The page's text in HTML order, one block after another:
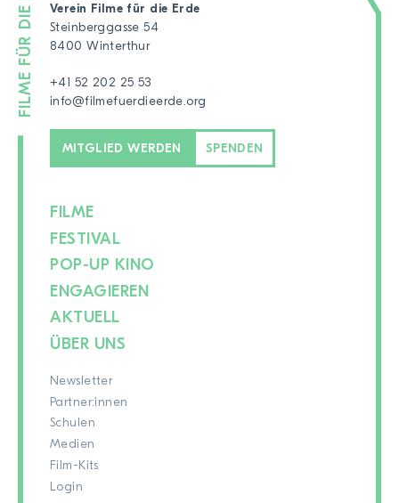
Verein Filme für die Erde
Steinberggasse 54
8400 Winterthur
+41 52 202 25 53
info@filmefuerdieerde.org
MITGLIED WERDEN SPENDEN
FILME
FESTIVAL
POP-UP KINO
ENGAGIEREN
AKTUELL
ÜBER UNS
Newsletter
Partner:innen
Schulen
Medien
Film-Kits
Login